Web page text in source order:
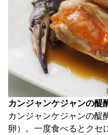
カンジャンケジャンの醍
カンジャンケジャンの醍
卵）。一度食べるとクセ